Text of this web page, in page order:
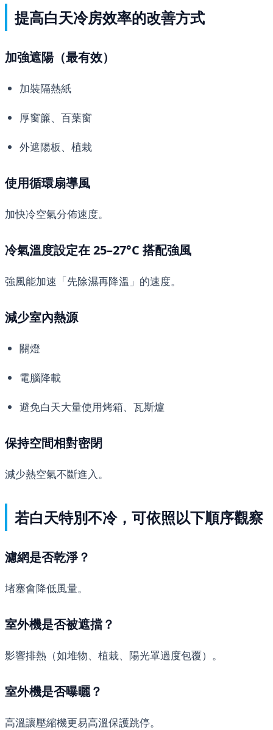
提高白天冷房效率的改善方式
加強遮陽（最有效）
加裝隔熱紙
厚窗簾、百葉窗
外遮陽板、植栽
使用循環扇導風
加快冷空氣分佈速度。
冷氣溫度設定在 25–27°C 搭配強風
強風能加速「先除濕再降溫」的速度。
減少室內熱源
關燈
電腦降載
避免白天大量使用烤箱、瓦斯爐
保持空間相對密閉
減少熱空氣不斷進入。
若白天特別不冷，可依照以下順序觀察
濾網是否乾淨？
堵塞會降低風量。
室外機是否被遮擋？
影響排熱（如堆物、植栽、陽光罩過度包覆）。
室外機是否曝曬？
高溫讓壓縮機更易高溫保護跳停。